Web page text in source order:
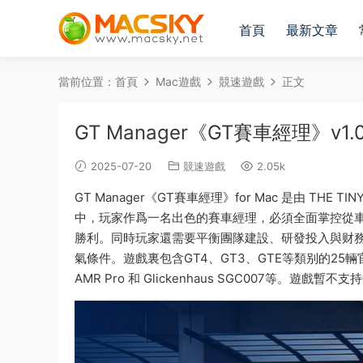
首頁 最新文章
當前位置： 首頁 Mac遊戲 競速遊戲 正文
GT Manager《GT賽車經理》
2025-07-20 競速遊戲 2.05k
GT Manager《GT賽車經理》for Mac 是由 THE
中，玩家作爲一名出色的賽車經理，必須全面掌控
勝利。同時玩家還需要平衡團隊建設、研發投入與
氣條件。遊戲裏包含GT4、GT3、GTE等類别的25
AMR Pro 和 Glickenhaus SGC007等。遊戲暫不支